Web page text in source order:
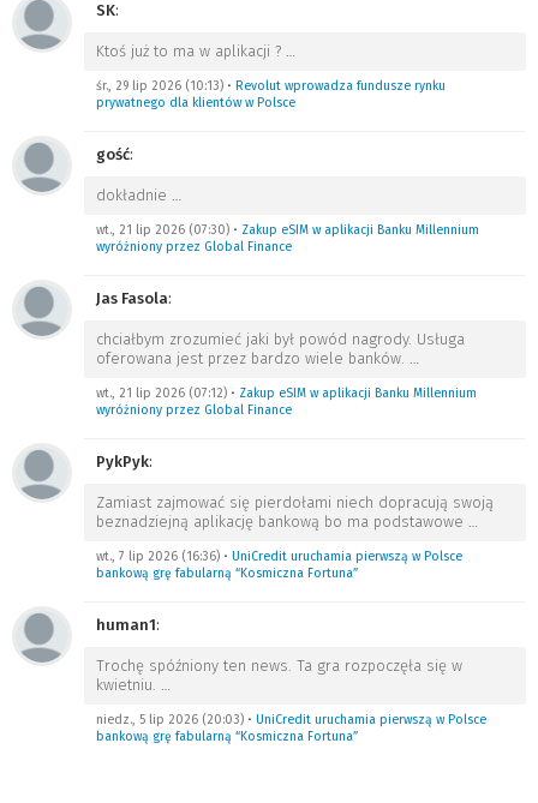
SK:
Ktoś już to ma w aplikacji ? …
śr., 29 lip 2026 (10:13) • Revolut wprowadza fundusze rynku
prywatnego dla klientów w Polsce
gość:
dokładnie …
wt., 21 lip 2026 (07:30) • Zakup eSIM w aplikacji Banku Millennium
wyróżniony przez Global Finance
Jas Fasola:
chciałbym zrozumieć jaki był powód nagrody. Usługa
oferowana jest przez bardzo wiele banków. …
wt., 21 lip 2026 (07:12) • Zakup eSIM w aplikacji Banku Millennium
wyróżniony przez Global Finance
PykPyk:
Zamiast zajmować się pierdołami niech dopracują swoją
beznadziejną aplikację bankową bo ma podstawowe …
wt., 7 lip 2026 (16:36) • UniCredit uruchamia pierwszą w Polsce
bankową grę fabularną “Kosmiczna Fortuna”
human1:
Trochę spóźniony ten news. Ta gra rozpoczęła się w
kwietniu. …
niedz., 5 lip 2026 (20:03) • UniCredit uruchamia pierwszą w Polsce
bankową grę fabularną “Kosmiczna Fortuna”